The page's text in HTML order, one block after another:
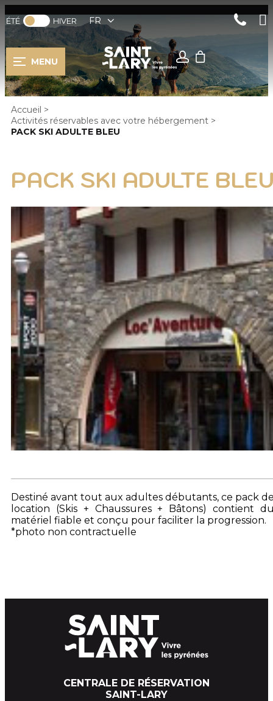
ÉTÉ HIVER FR
MENU
Accueil >
Activités réservables avec votre hébergement >
PACK SKI ADULTE BLEU
PACK SKI ADULTE
Destiné avant tout aux adultes débutants, ce pack
location (Skis + Chaussures + Bâtons) contient
matériel fiable et conçu pour faciliter la progression.
*photo non contractuelle
CENTRALE DE RÉSERVATION
SAINT-LARY